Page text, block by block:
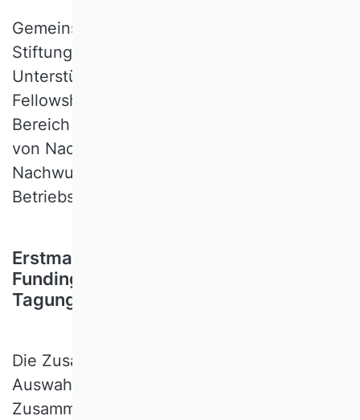
Gemeinsam mit der Dr. Werner Jackstädt-
Stiftung bietet der VHB finanzielle
Unterstützung: Die "Fit for Funding"-
Fellowships". Gefördert werden Projekte im
Bereich Entrepreneurship und Innovation
von Nachwuchswissenschaftlerinnen und
Nachwuchswissenschaftlern in der
Betriebswirtschaftslehre.
Erstmalige Vergabe der "Fit for
Funding"-Fellowships auf der VHB-
Tagung 2026 in Göttingen
Die Zusammensetzung der
Auswahlkommission orientierte sich an der
Zusammensetzung der